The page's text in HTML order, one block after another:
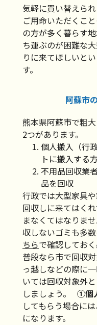
気軽に買い替えら
ご用命いただくこ
の方が多く暮らす
ち運ぶのが困難な
りに来てほしいと
す。
阿蘇市
熊本県阿蘇市で粗
2つがあります。
個人搬入（行
トに搬入する
不用品回収業
品を回収
行政では大型家具
回収しに来てはく
まなくてはなりま
収しないゴミも多
ちらで確認してお
普段なら市で回収
っ越しなどの際に
いては回収対象外
しましょう。 ①個
してもらう場合に
になります。